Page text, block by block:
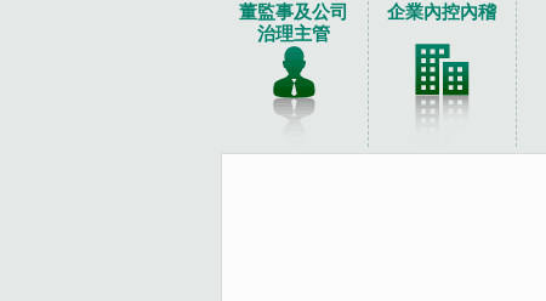
董監事及公司
治理主管
企業內控內稽